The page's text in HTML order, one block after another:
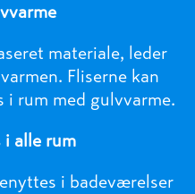
materiale, leder
Fliserne kan
i rum med gulvvarme.
i alle rum
i badeværelser